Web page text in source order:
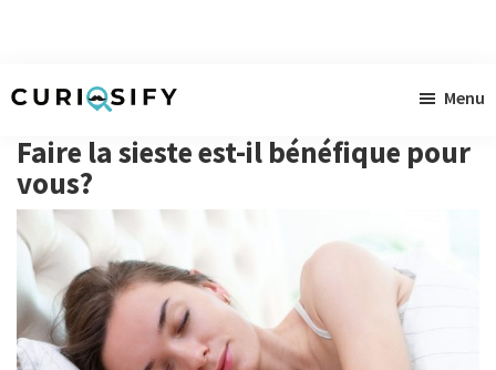
to
main
content
to
primary
sidebar
to
footer
Actualités
curieuses
à
gogo
Menu
Faire la sieste est-il bénéfique pour
vous?